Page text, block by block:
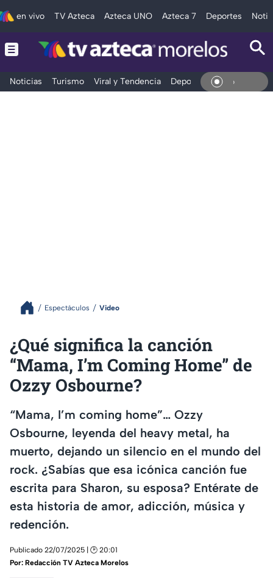
en vivo TV Azteca Azteca UNO Azteca 7 Deportes
Noticias Turismo Viral y Tendencia Deportes Espectáculos
En
Espectáculos Video
¿Qué significa la canción
“Mama, I’m Coming Home” de
Ozzy Osbourne?
“Mama, I’m coming home”… Ozzy
Osbourne, leyenda del heavy metal, ha
muerto, dejando un silencio en el mundo del
rock. ¿Sabías que esa icónica canción fue
escrita para Sharon, su esposa? Entérate de
esta historia de amor, adicción, música y
redención.
Publicado 22/07/2025 | 🕑 20:01
Por: Redacción TV Azteca Morelos